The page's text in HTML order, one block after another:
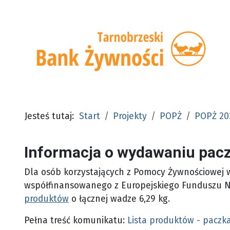
Jesteś tutaj: Start Projekty POPŻ POPŻ
Informacja o wydawaniu
Dla osób korzystających z Pomocy
współfinansowanego z Europejskiego Funduszu
produktów o łącznej wadze 6,29 kg.
Pełna treść komunikatu: Lista produktów - paczka